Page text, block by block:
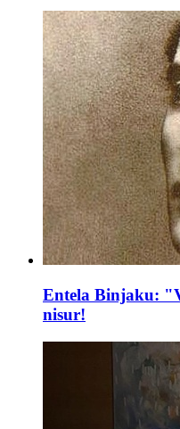
Entela Binjaku:
nisur!